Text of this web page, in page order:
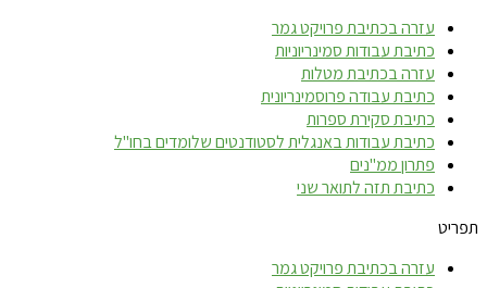
עזרה בכתיבת פרויקט גמר
כתיבת עבודות סמינריוניות
עזרה בכתיבת מטלות
כתיבת עבודה פרוסמינריונית
כתיבת סקירת ספרות
כתיבת עבודות באנגלית לסטודנטים שלומדים בחו"ל
פתרון ממ"נים
כתיבת תזה לתואר שני
תפריט
עזרה בכתיבת פרויקט גמר